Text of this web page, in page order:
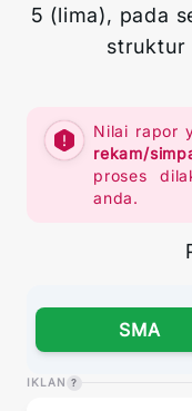
5 (lima), pada
struktur
Nilai rapor
rekam/
proses
anda.
SMA
IKLAN ?
Tech Bro T-